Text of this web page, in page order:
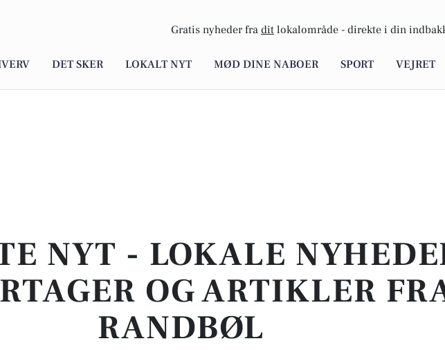
Gratis nyheder fra dit lokalområde - direkte i din
DET SKER LOKALT NYT MØD DINE NABOER SPORT VEJRET
NYT - LOKALE
OG ARTIKLER
RANDBØL